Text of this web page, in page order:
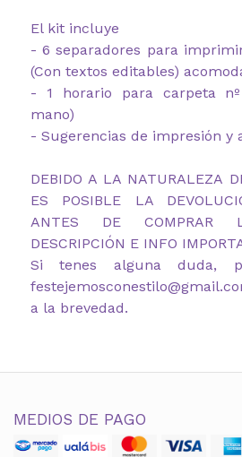
El kit incluye
- 6 separadores para
(Con textos editables)
- 1 horario para carpeta
mano)
- Sugerencias de impresión y
DEBIDO A LA NATURALEZA
ES POSIBLE LA
ANTES DE COMPRAR
DESCRIPCIÓN E INFO
Si tenes alguna duda,
a la brevedad.
MEDIOS DE PAGO